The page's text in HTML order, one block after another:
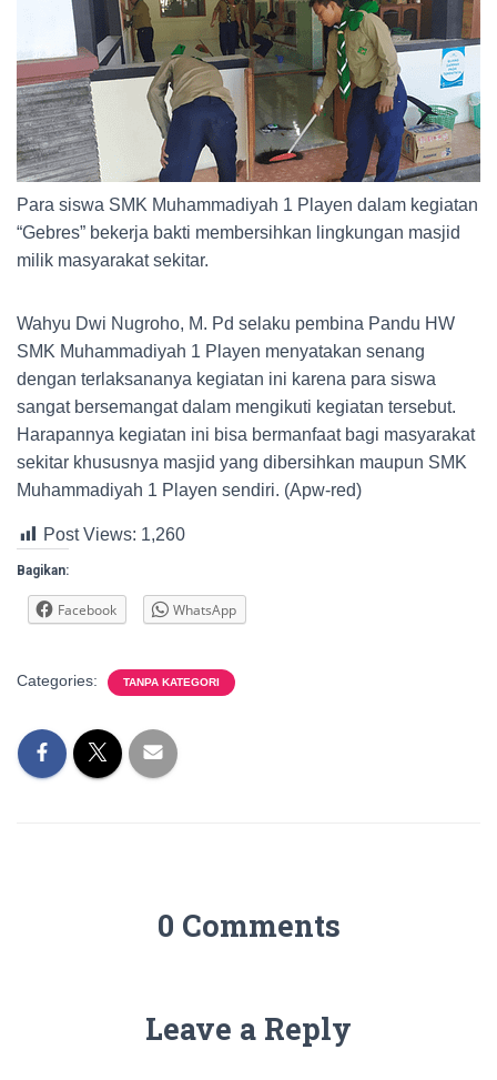
Para siswa SMK Muhammadiyah 1 Playen dalam kegiatan
“Gebres” bekerja bakti membersihkan lingkungan masjid
milik masyarakat sekitar.
Wahyu Dwi Nugroho, M. Pd selaku pembina Pandu HW
SMK Muhammadiyah 1 Playen menyatakan senang
dengan terlaksananya kegiatan ini karena para siswa
sangat bersemangat dalam mengikuti kegiatan tersebut.
Harapannya kegiatan ini bisa bermanfaat bagi masyarakat
sekitar khususnya masjid yang dibersihkan maupun SMK
Muhammadiyah 1 Playen sendiri. (Apw-red)
Post Views: 1,260
Bagikan:
Facebook WhatsApp
Categories: TANPA KATEGORI
0 Comments
Leave a Reply